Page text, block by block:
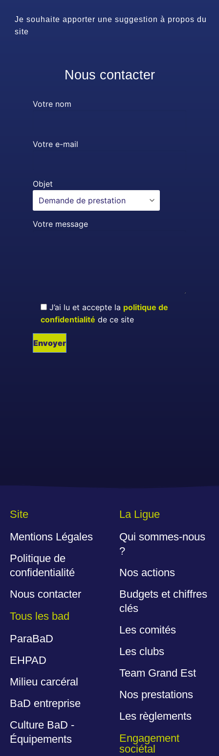
Je souhaite apporter une suggestion à propos du
site
Nous contacter
Votre nom
Votre e-mail
Objet
Votre message
J’ai lu et accepte la politique de
confidentialité de ce site
Site
Mentions Légales
Politique de
confidentialité
Nous contacter
Tous les bad
ParaBaD
EHPAD
Milieu carcéral
BaD entreprise
Culture BaD -
Équipements
La Ligue
Qui sommes-nous
?
Nos actions
Budgets et chiffres
clés
Les comités
Les clubs
Team Grand Est
Nos prestations
Les règlements
Engagement
sociétal